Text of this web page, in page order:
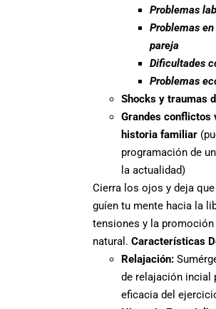
Problemas
Problemas
pareja
Dificultades
Problemas
Shocks y traumas
Grandes conflictos
historia familiar
programación de
la actualidad)
Cierra los ojos y deja
guíen tu mente hacia la
tensiones y la
natural.Características
Relajación:
de relajación incial
eficacia del